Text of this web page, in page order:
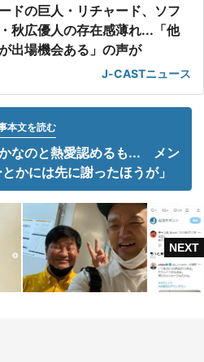
ドの巨人・リチャード、ソフ
秋広優人の存在感薄れ...「他
出場機会ある」の声が
J-CASTニュース
本文を読む
なのと熱愛認めるも... メン
かには先に謝ったほうが」